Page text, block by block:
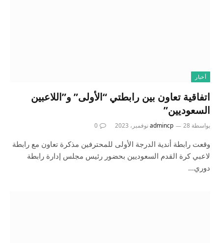
أخبار
اتفاقية تعاون بين رابطتي “الأولى” و”اللاعبين
السعوديين”
بواسطة admincp 28 نوفمبر، 2023 0
وقعت رابطة أندية الدرجة الأولى للمحترفين مذكرة تعاون مع رابطة
لاعبي كرة القدم السعوديين بحضور رئيس مجلس إدارة رابطة
دوري…